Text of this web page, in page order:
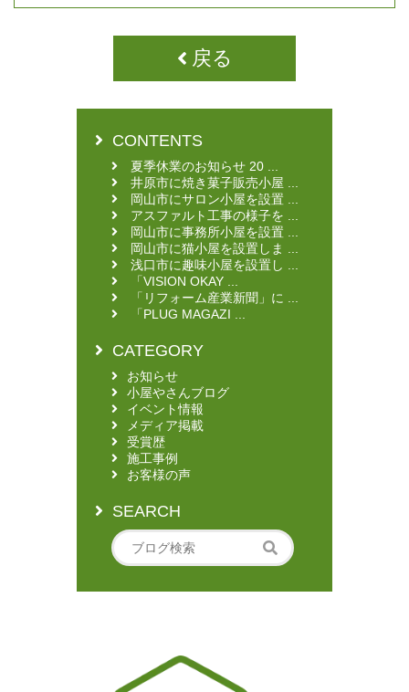
戻る
CONTENTS
夏季休業のお知らせ 20 ...
井原市に焼き菓子販売小屋 ...
岡山市にサロン小屋を設置 ...
アスファルト工事の様子を ...
岡山市に事務所小屋を設置 ...
岡山市に猫小屋を設置しま ...
浅口市に趣味小屋を設置し ...
「VISION OKAY ...
「リフォーム産業新聞」に ...
「PLUG MAGAZI ...
CATEGORY
お知らせ
小屋やさんブログ
イベント情報
メディア掲載
受賞歴
施工事例
お客様の声
SEARCH